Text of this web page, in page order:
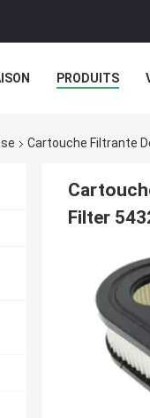
PRODUITS
Cartouche Filtrante
Filter